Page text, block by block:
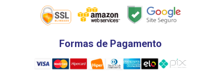
Formas de Pagamento